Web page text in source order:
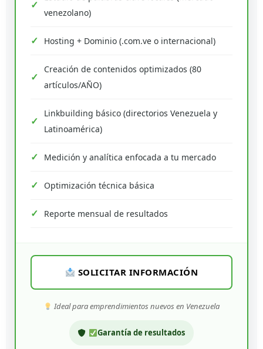
venezolano)
Hosting + Dominio (.com.ve o internacional)
Creación de contenidos optimizados (80
artículos/AÑO)
Linkbuilding básico (directorios Venezuela y
Latinoamérica)
Medición y analítica enfocada a tu mercado
Optimización técnica básica
Reporte mensual de resultados
SOLICITAR INFORMACIÓN
Ideal para emprendimientos nuevos en Venezuela
Garantía de resultados